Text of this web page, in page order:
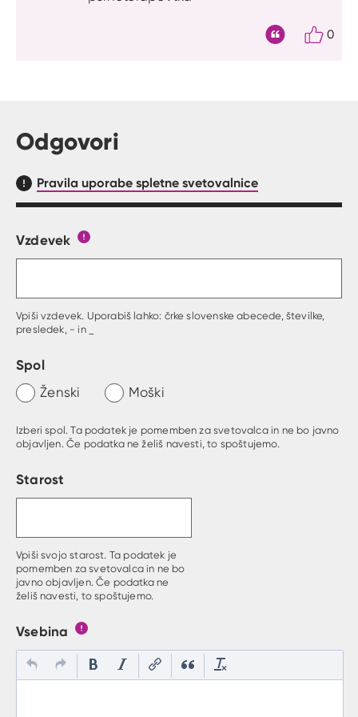
0
Odgovori
Pravila uporabe spletne svetovalnice
Obrazec, kjer lahko zastaviš vprašanje
Vzdevek
Vpiši vzdevek. Uporabiš lahko: črke slovenske abecede, številke,
presledek, - in _
Spol
Ženski Moški
Izberi spol. Ta podatek je pomemben za svetovalca in ne bo javno
objavljen. Če podatka ne želiš navesti, to spoštujemo.
Starost
Vpiši svojo starost. Ta podatek je
pomemben za svetovalca in ne bo
javno objavljen. Če podatka ne
želiš navesti, to spoštujemo.
Vsebina